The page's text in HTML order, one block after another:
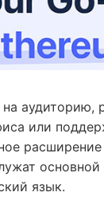
аудиторию,
или
язык.